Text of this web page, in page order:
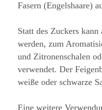
Fasern (Engelshaare)
Statt des Zuckers
werden, zum
und Zitronenschalen
verwendet. Der
weiße oder schwarze
Eine weitere